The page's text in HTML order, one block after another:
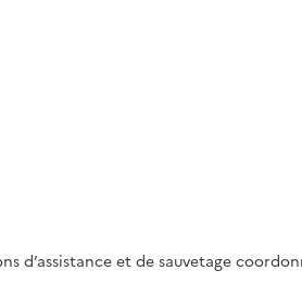
et de sauvetage